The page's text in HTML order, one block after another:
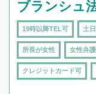
ブランシュ
19時以降TEL可 土
所長が女性 女性弁
クレジットカード可